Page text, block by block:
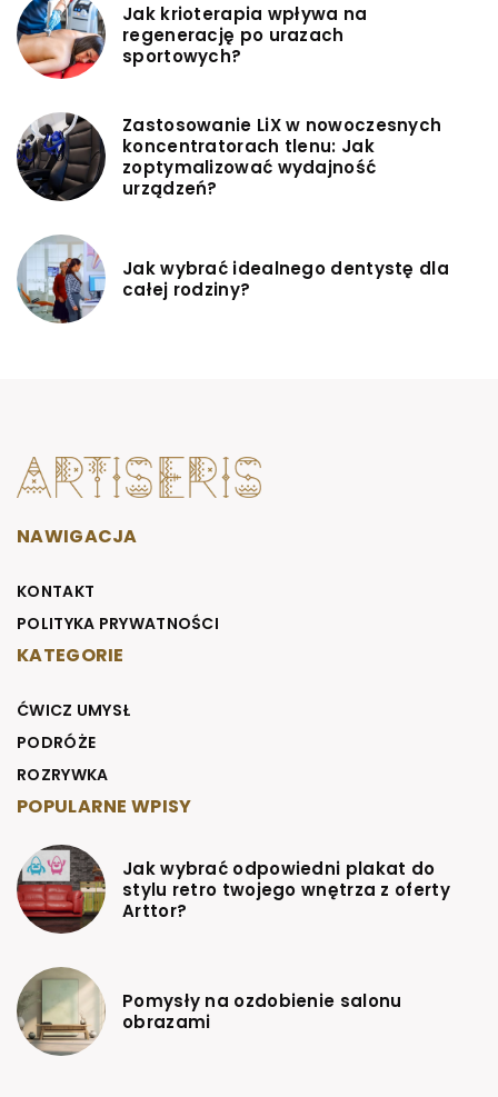
Jak krioterapia wpływa na
regenerację po urazach
sportowych?
Zastosowanie LiX w nowoczesnych
koncentratorach tlenu: Jak
zoptymalizować wydajność
urządzeń?
Jak wybrać idealnego dentystę dla
całej rodziny?
NAWIGACJA
KONTAKT
POLITYKA PRYWATNOŚCI
KATEGORIE
ĆWICZ UMYSŁ
PODRÓŻE
ROZRYWKA
POPULARNE WPISY
Jak wybrać odpowiedni plakat do
stylu retro twojego wnętrza z oferty
Arttor?
Pomysły na ozdobienie salonu
obrazami